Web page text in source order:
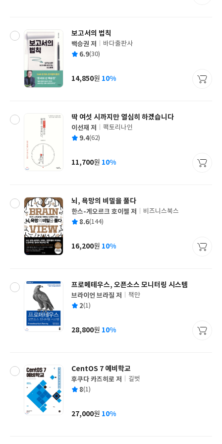
보고서의 법칙
글
쓴
백승권 저
출
사
바다출판사
평 6.9(30)
가
14,850원 10%
딱 여섯 시까지만 열심히 하겠습니다
글
쓴
이선재 저
출
사
팩토리나인
평 9.4(62)
가
11,700원 10%
뇌, 욕망의 비밀을 풀다
글
쓴
한스-게오르크 호이젤 저
출
사
비즈니스북스
평 8.6(144)
가
16,200원 10%
프로메테우스, 오픈소스 모니터링 시스템
글
쓴
브라이언 브라질 저
출
사
책만
평 2(1)
가
28,800원 10%
CentOS 7 예비학교
글
쓴
후쿠다 카즈히로 저
출
사
길벗
평 8(1)
가
27,000원 10%